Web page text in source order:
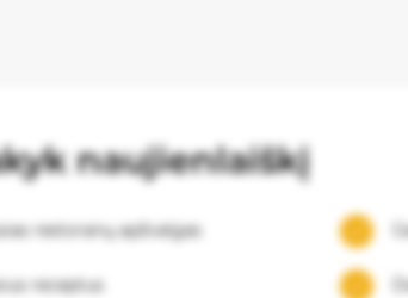
naujienlaiškį
restoranų apžvalgas
receptus